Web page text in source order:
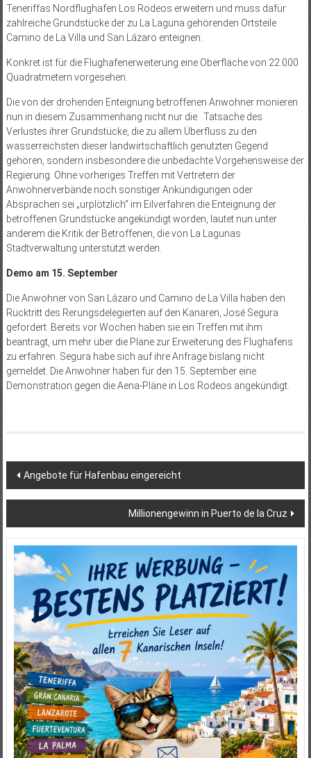
Teneriffas Nordflughafen Los Rodeos erweitern und muss dafür
zahlreiche Grundstücke der zu La Laguna gehörenden Ortsteile
Camino de La Villa und San Lázaro enteignen.
Konkret ist für die Flughafenerweiterung eine Oberfläche von 22.000
Quadratmetern vorgesehen.
Die von der drohenden Enteignung betroffenen Anwohner monieren
nun in diesem Zusammenhang nicht nur die Tatsache des
Verlustes ihrer Grundstücke, die zu allem Überfluss zu den
wasserreichsten dieser landwirtschaftlich genutzten Gegend
gehören, sondern insbesondere die unbedachte Vorgehensweise der
Regierung. Ohne vorheriges Treffen mit Vertretern der
Anwohnerverbände noch sonstiger Ankündigungen oder
Absprachen sei „urplötzlich“ im Eilverfahren die Enteignung der
betroffenen Grundstücke angekündigt worden, lautet nun unter
anderem die Kritik der Betroffenen, die von La Lagunas
Stadtverwaltung unterstützt werden.
Demo am 15. September
Die Anwohner von San Lázaro und Camino de La Villa haben den
Rücktritt des Rerungsdelegierten auf den Kanaren, José Segura
gefordert. Bereits vor Wochen haben sie ein Treffen mit ihm
beantragt, um mehr über die Pläne zur Erweiterung des Flughafens
zu erfahren. Segura habe sich auf ihre Anfrage bislang nicht
gemeldet. Die Anwohner haben für den 15. September eine
Demonstration gegen die Aena-Pläne in Los Rodeos angekündigt.
Beitragsnavigation
Angebote für Hafenbau eingereicht
Millionengewinn in Puerto de la Cruz